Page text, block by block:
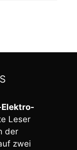
Leser
der
zwei